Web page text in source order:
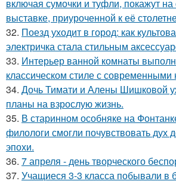
включая сумочки и туфли, покажут
выставке, приуроченной к её
32. Поезд уходит в город: как
электричка стала стильным
33. Интерьер ванной комнаты
классическом стиле с современными
34. Дочь Тимати и Алены Шишковой
планы на взрослую жизнь.
35. В старинном особняке на
филологи смогли почувствовать дух
эпохи.
36. 7 апреля - день творческого
37. Учащиеся 3-3 класса побывали в